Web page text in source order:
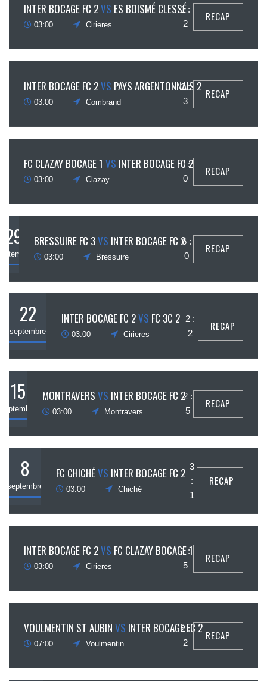
INTER BOCAGE FC 2VS ES BOISMÉ CLESSÉ
03:00 Cirieres
1 :
2
RECAP
INTER BOCAGE FC 2VS PAYS ARGENTONNAIS 2
03:00 Combrand
2 :
3
RECAP
FC CLAZAY BOCAGE 1 VS INTER BOCAGE FC 2
03:00 Clazay
0 :
0
RECAP
29 BRESSUIRE FC 3VS INTER BOCAGE FC 2
03:00 Bressuire
6 :
0
RECAP
22
septembre
INTER BOCAGE FC 2VS FC 3C 2
03:00 Cirieres
2 :
2
RECAP
15
septembre
MONTRAVERS VS INTER BOCAGE FC 2
03:00 Montravers
2 :
5
RECAP
8
septembre
FC CHICHÉVS INTER BOCAGE FC 2
03:00 Chiché
3
:
1
RECAP
INTER BOCAGE FC 2VS FC CLAZAY BOCAGE 1
03:00 Cirieres
1 :
5
RECAP
VOULMENTIN ST AUBIN VS INTER BOCAGE FC 2
07:00 Voulmentin
2 :
2
RECAP